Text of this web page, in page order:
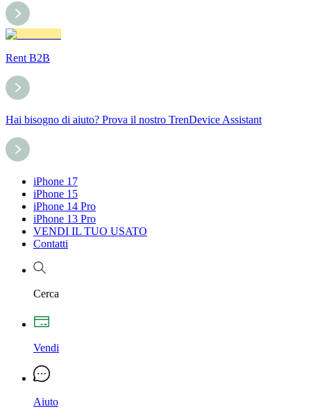
Rent B2B
Hai bisogno di aiuto? Prova il nostro TrenDevice Assistant
iPhone 17
iPhone 15
iPhone 14 Pro
iPhone 13 Pro
VENDI IL TUO USATO
Contatti
Cerca
Vendi
Aiuto